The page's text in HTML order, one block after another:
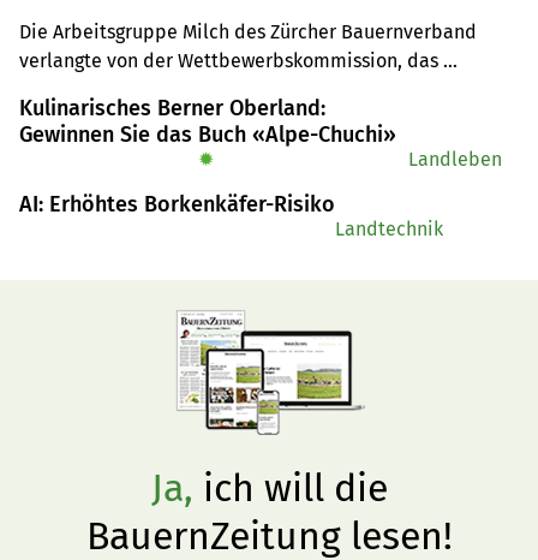
Die Arbeitsgruppe Milch des Zürcher Bauernverband
verlangte von der Wettbewerbskommission, das
Die Weko hat das gemacht und konnte keine
Kulinarisches Berner Oberland:
Gewinnen Sie das Buch «Alpe-Chuchi»
✹ Landleben
AI: Erhöhtes Borkenkäfer-Risiko
Landtechnik
Ja, ich will die
BauernZeitung lesen!